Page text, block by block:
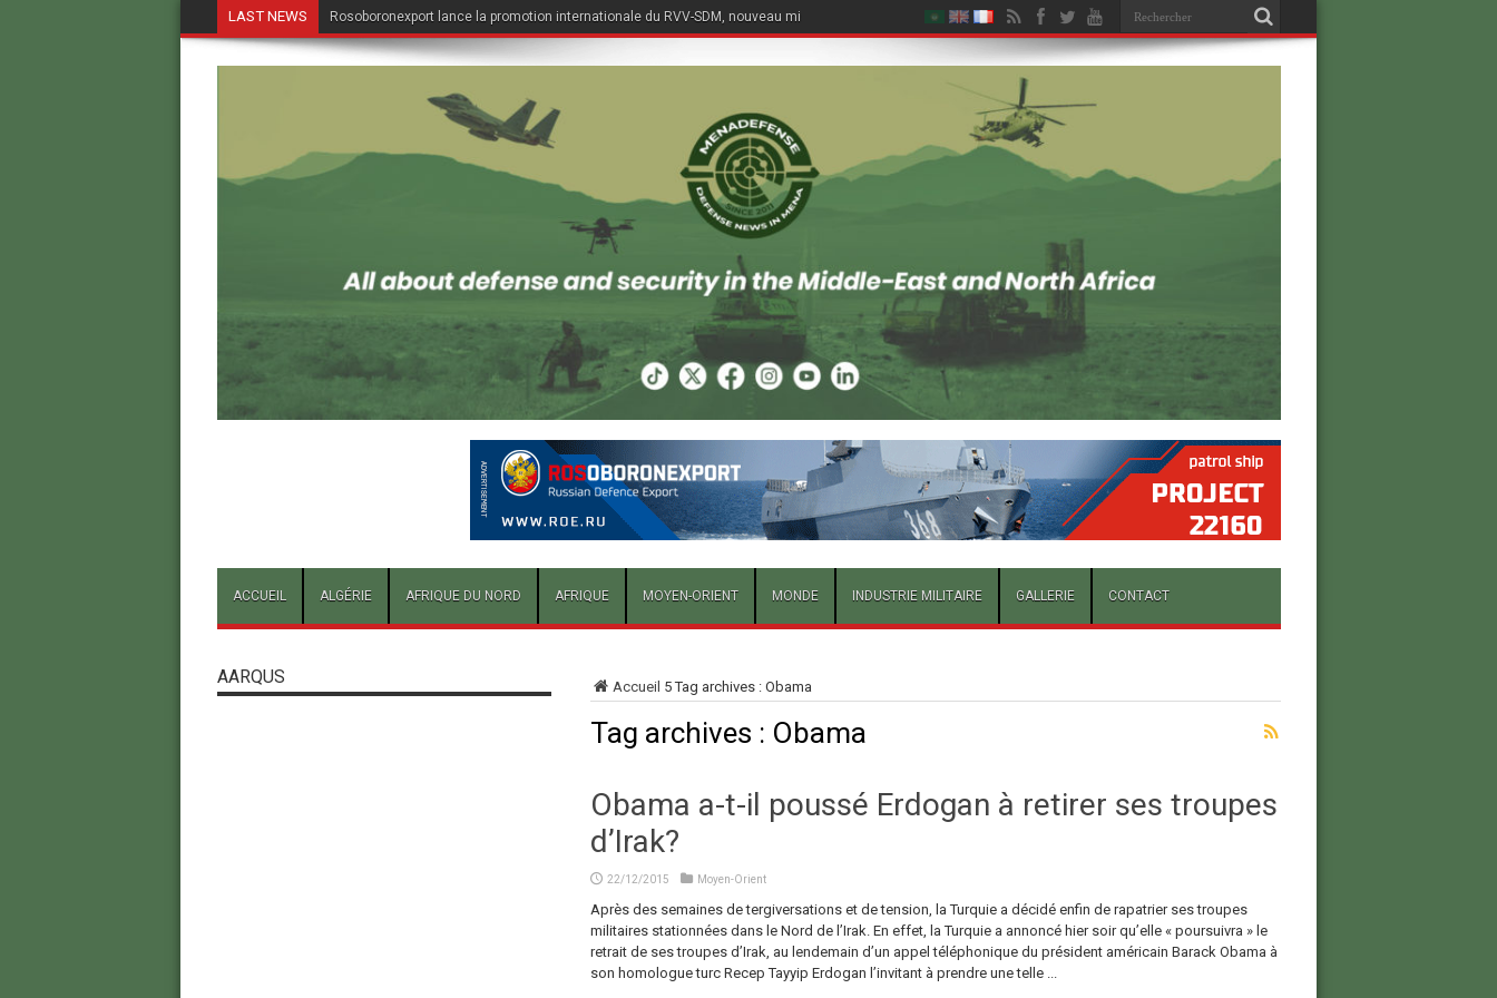
LAST NEWS Rosoboronexport lance la promotion internationale du RVV-SDM, nouveau missile air-air du Su-57E
ACCUEIL ALGÉRIE AFRIQUE DU NORD AFRIQUE MOYEN-ORIENT MONDE INDUSTRIE MILITAIRE GALLERIE CONTACT
Accueil 5Tag archives : Obama
Tag archives : Obama
Obama a-t-il poussé Erdogan à retirer ses troupes
d’Irak?
22/12/2015 Moyen-Orient
Après des semaines de tergiversations et de tension, la Turquie a décidé enfin de rapatrier ses troupes
militaires stationnées dans le Nord de l’Irak. En effet, la Turquie a annoncé hier soir qu’elle « poursuivra » le
retrait de ses troupes d’Irak, au lendemain d’un appel téléphonique du président américain Barack Obama à
son homologue turc Recep Tayyip Erdogan l’invitant à prendre une telle ...
AARQUS